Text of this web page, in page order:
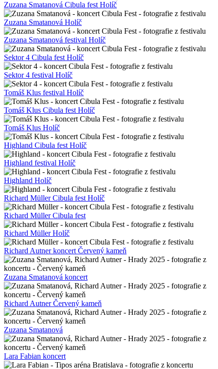
Zuzana Smatanová Cibula fest Holíč
Zuzana Smatanová Holíč
Zuzana Smatanová festival Holíč
Sektor 4 Cibula fest Holíč
Sektor 4 festival Holíč
Tomáš Klus festival Holíč
Tomáš Klus Cibula fest Holíč
Tomáš Klus Holíč
Highland Cibula fest Holíč
Highland festival Holíč
Highland Holíč
Richard Müller Cibula fest Holíč
Richard Müller Cibula fest
Richard Müller Holíč
Richard Autner koncert Červený kameň
Zuzana Smatanová koncert
Richard Autner Červený kameň
Zuzana Smatanová
Lara Fabian koncert